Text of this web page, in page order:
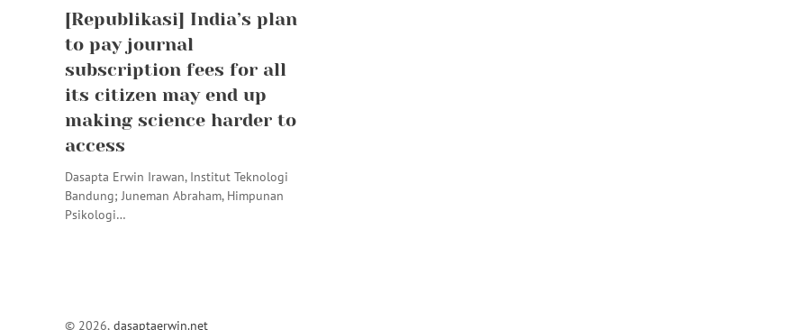
[Republikasi] India’s plan
to pay journal
subscription fees for all
its citizen may end up
making science harder to
access
Dasapta Erwin Irawan, Institut Teknologi
Bandung; Juneman Abraham, Himpunan
Psikologi…
© 2026, dasaptaerwin.net